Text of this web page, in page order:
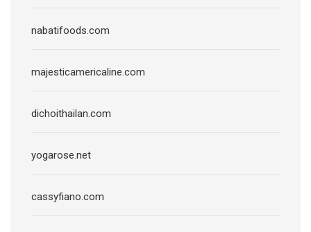
nabatifoods.com
majesticamericaline.com
dichoithailan.com
yogarose.net
cassyfiano.com